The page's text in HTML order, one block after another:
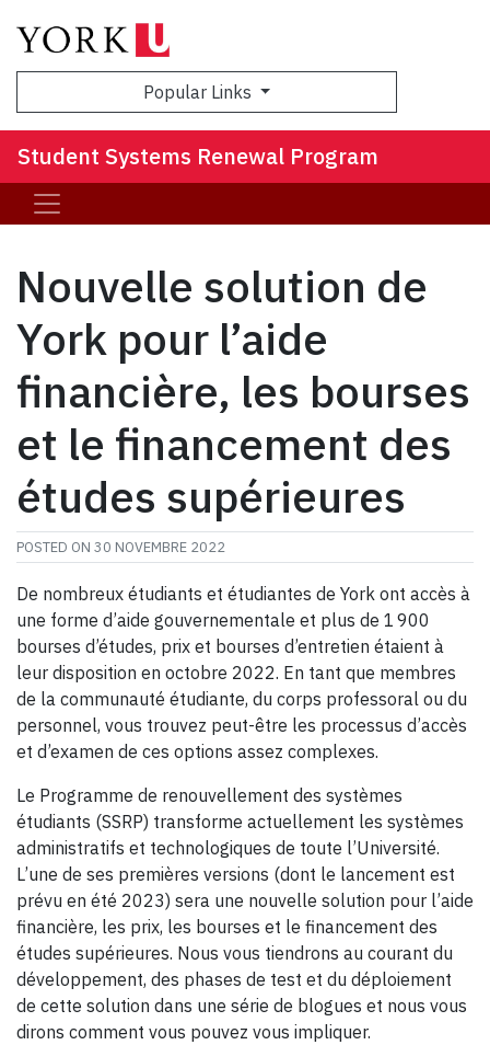
Popular Links
Student Systems Renewal Program
Nouvelle solution de
York pour l’aide
financière, les bourses
et le financement des
études supérieures
POSTED ON 30 NOVEMBRE 2022
De nombreux étudiants et étudiantes de York ont accès à
une forme d’aide gouvernementale et plus de 1 900
bourses d’études, prix et bourses d’entretien étaient à
leur disposition en octobre 2022. En tant que membres
de la communauté étudiante, du corps professoral ou du
personnel, vous trouvez peut-être les processus d’accès
et d’examen de ces options assez complexes.
Le Programme de renouvellement des systèmes
étudiants (SSRP) transforme actuellement les systèmes
administratifs et technologiques de toute l’Université.
L’une de ses premières versions (dont le lancement est
prévu en été 2023) sera une nouvelle solution pour l’aide
financière, les prix, les bourses et le financement des
études supérieures. Nous vous tiendrons au courant du
développement, des phases de test et du déploiement
de cette solution dans une série de blogues et nous vous
dirons comment vous pouvez vous impliquer.